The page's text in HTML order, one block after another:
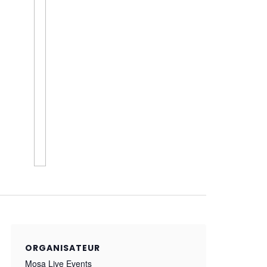
ORGANISATEUR
Mosa Live Events